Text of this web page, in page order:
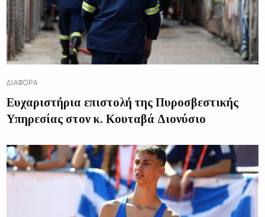
ΔΙΑΦΟΡΑ
Ευχαριστήρια επιστολή της Πυροσβεστικής
Υπηρεσίας στον κ. Κουταβά Διονύσιο